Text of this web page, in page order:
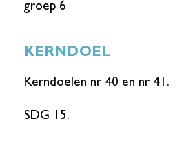
groep 6
KERNDOEL
Kerndoelen nr 40 en nr 41.
SDG 15.